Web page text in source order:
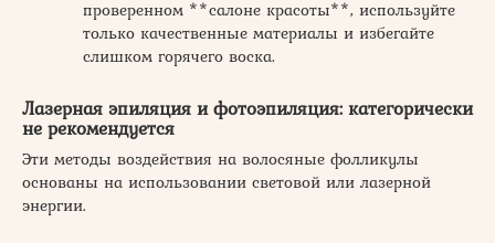
проверенном **салоне красоты**, используйте
только качественные материалы и избегайте
слишком горячего воска.
Лазерная эпиляция и фотоэпиляция: категорически
не рекомендуется
Эти методы воздействия на волосяные фолликулы
основаны на использовании световой или лазерной
энергии.